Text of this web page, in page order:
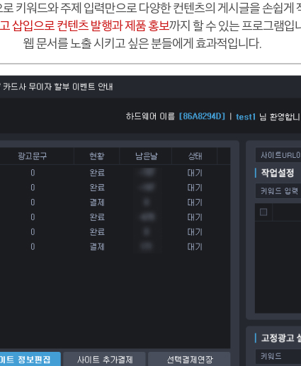
키워드와 주제 입력만으로 다양한 컨텐츠의 게시글을 손쉽게
삽입으로 컨텐츠 발행과 제품 홍보까지 할 수 있는 프로그램입
웹 문서를 노출 시키고 싶은 분들에게 효과적입니다.